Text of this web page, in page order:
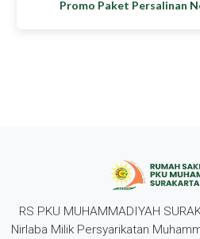
Promo Paket Persalinan
RS PKU MUHAMMADIYAH
Nirlaba Milik Persyarikatan